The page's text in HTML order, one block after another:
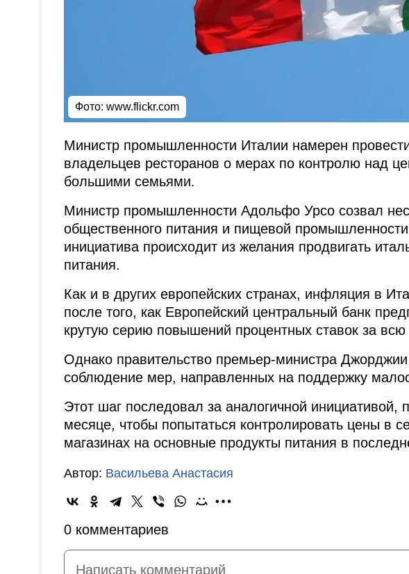
Фото: www.flickr.com
Министр промышленности Италии намерен
владельцев ресторанов о мерах по контролю над
большими семьями.
Министр промышленности Адольфо Урсо созвал
общественного питания и пищевой
инициатива происходит из желания продвигать
питания.
Как и в других европейских странах, инфляция в
после того, как Европейский центральный банк
крутую серию повышений процентных ставок за всю
Однако правительство премьер-министра
соблюдение мер, направленных на поддержку
Этот шаг последовал за аналогичной
месяце, чтобы попытаться контролировать цены в
магазинах на основные продукты питания в
Автор: Васильева Анастасия
0 комментариев